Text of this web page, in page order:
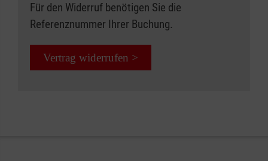
Für den Widerruf benötigen Sie die
Referenznummer Ihrer Buchung.
Vertrag widerrufen >